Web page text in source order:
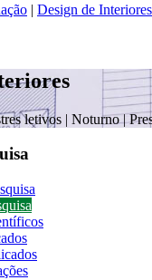
| Design de Interiores
letivos | Noturno|